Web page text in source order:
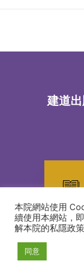
建道
書籍
本院網站使用
續使用本網站，
解本院的私隱政策
同意